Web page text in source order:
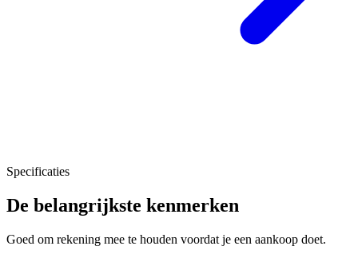
Specificaties
De belangrijkste kenmerken
Goed om rekening mee te houden voordat je een aankoop doet.